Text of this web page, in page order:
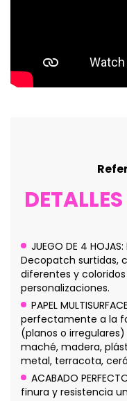
JUEGO DE 4
Decopatch surtidas,
diferentes y
personalizaciones.
PAPEL
perfectamente a la
(planos o
maché, madera,
metal, terracota,
ACABADO
finura y resistencia